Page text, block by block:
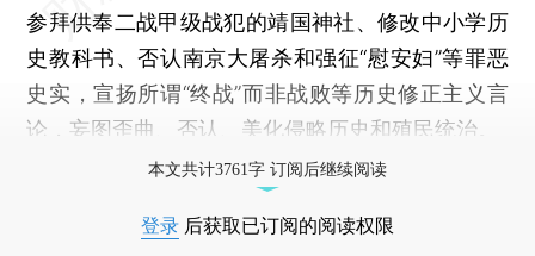
参拜供奉二战甲级战犯的靖国神社、修改中小学历
史教科书、否认南京大屠杀和强征“慰安妇”等罪恶
史实，宣扬所谓“终战”而非战败等历史修正主义言
论，妄图歪曲、否认、美化侵略历史和殖民统治。
本文共计3761字 订阅后继续阅读
登录 后获取已订阅的阅读权限